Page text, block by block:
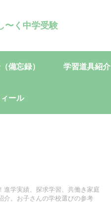
〜く中学受験
備忘録） 学習道具紹介
ール
進学実績、探求学習、共働き家庭
介。お子さんの学校選びの参考